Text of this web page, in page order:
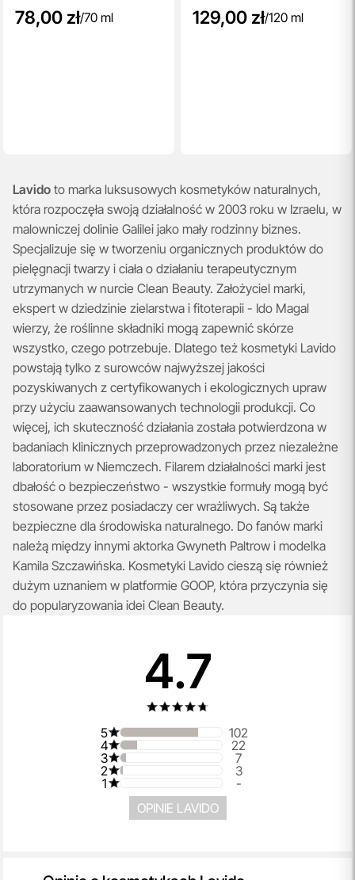
78,00 zł/70 ml 129,00 zł/120 ml
Lavido to marka luksusowych kosmetyków naturalnych,
która rozpoczęła swoją działalność w 2003 roku w Izraelu, w
malowniczej dolinie Galilei jako mały rodzinny biznes.
Specjalizuje się w tworzeniu organicznych produktów do
pielęgnacji twarzy i ciała o działaniu terapeutycznym
utrzymanych w nurcie Clean Beauty. Założyciel marki,
ekspert w dziedzinie zielarstwa i fitoterapii - Ido Magal
wierzy, że roślinne składniki mogą zapewnić skórze
wszystko, czego potrzebuje. Dlatego też kosmetyki Lavido
powstają tylko z surowców najwyższej jakości
pozyskiwanych z certyfikowanych i ekologicznych upraw
przy użyciu zaawansowanych technologii produkcji. Co
więcej, ich skuteczność działania została potwierdzona w
badaniach klinicznych przeprowadzonych przez niezależne
laboratorium w Niemczech. Filarem działalności marki jest
dbałość o bezpieczeństwo - wszystkie formuły mogą być
stosowane przez posiadaczy cer wrażliwych. Są także
bezpieczne dla środowiska naturalnego. Do fanów marki
należą między innymi aktorka Gwyneth Paltrow i modelka
Kamila Szczawińska. Kosmetyki Lavido cieszą się również
dużym uznaniem w platformie GOOP, która przyczynia się
do popularyzowania idei Clean Beauty.
4.7
5
102
4
22
3
7
2
3
1
-
OPINIE LAVIDO